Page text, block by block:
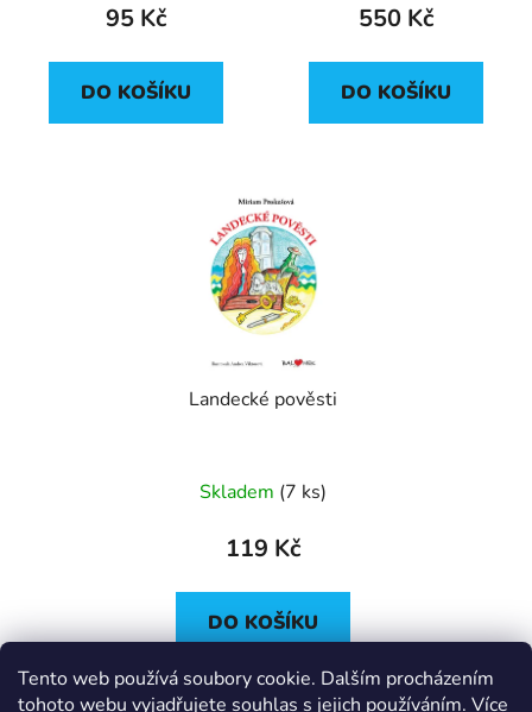
Tento web používá soubory cookie. Dalším procházením
tohoto webu vyjadřujete souhlas s jejich používáním. Více
95 Kč
DO KOŠÍKU
550 Kč
DO KOŠÍKU
Landecké pověsti
Skladem (7 ks)
119 Kč
DO KOŠÍKU